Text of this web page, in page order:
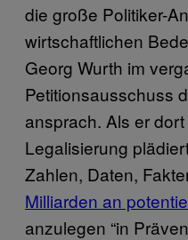
die große Politiker-
wirtschaftlichen
Georg Wurth im
Petitionsausschuss
ansprach. Als er
Legalisierung
Zahlen, Daten,
Milliarden an
anzulegen “in